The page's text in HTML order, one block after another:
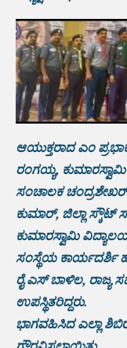
ಆಯುಕ್ತರಾದ ಎಂ
ರಂಗಯ್ಯ,
ಸಂಚಾಲಕ
ಕುಮಾರ್, ಜಿಲ್ಲಾ ಸ್ಕೌಟ್
ಕುಮಾರಸ್ವಾಮಿ
ಸಂಸ್ಥೆಯ
ರೈ ಎಸ್ ಬಾಳಿಲ,
ಉಪಸ್ಥಿತರಿದ್ದರು.
ಭಾಗವಹಿಸಿದ ಎಲ್ಲಾ